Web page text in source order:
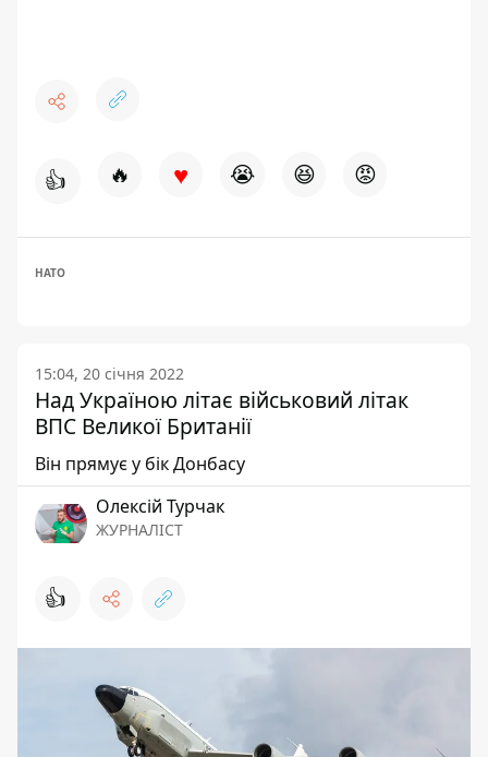
👍 🔥 ♥ 😭 😆 😡
НАТО
15:04, 20 січня 2022
Над Україною літає військовий літак
ВПС Великої Британії
Він прямує у бік Донбасу
Олексій Турчак
ЖУРНАЛІСТ
👍